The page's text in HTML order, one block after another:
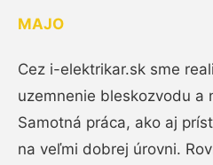
MAJO
Cez i-elektrikar.sk sme
uzemnenie bleskozvodu a
Samotná práca, ako aj
na veľmi dobrej úrovni.